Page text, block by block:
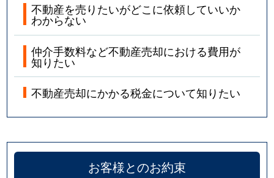
不動産を売りたいがどこに依頼していいか
わからない
仲介手数料など不動産売却における費用が
知りたい
不動産売却にかかる税金について知りたい
お客様とのお約束